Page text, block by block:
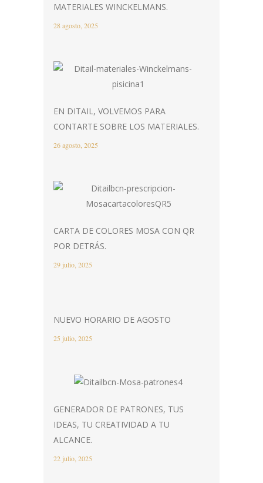
MATERIALES WINCKELMANS.
28 agosto, 2025
EN DITAIL, VOLVEMOS PARA
CONTARTE SOBRE LOS MATERIALES.
26 agosto, 2025
CARTA DE COLORES MOSA CON QR
POR DETRÁS.
29 julio, 2025
NUEVO HORARIO DE AGOSTO
25 julio, 2025
GENERADOR DE PATRONES, TUS
IDEAS, TU CREATIVIDAD A TU
ALCANCE.
22 julio, 2025